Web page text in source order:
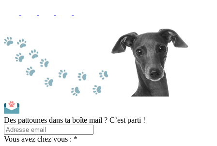
Des pattounes dans ta boîte mail ? C’est parti !
Vous avez chez vous : *